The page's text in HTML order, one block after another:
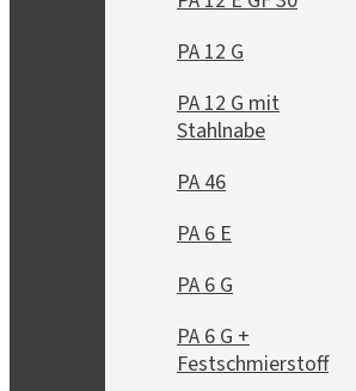
PA 12 G
PA 12 G mit
Stahlnabe
PA 46
PA 6 E
PA 6 G
PA 6 G +
Festschmierstoff